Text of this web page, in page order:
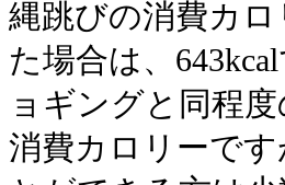
縄跳びの消費カ
た場合は、
ョギングと同程
消費カロリーで